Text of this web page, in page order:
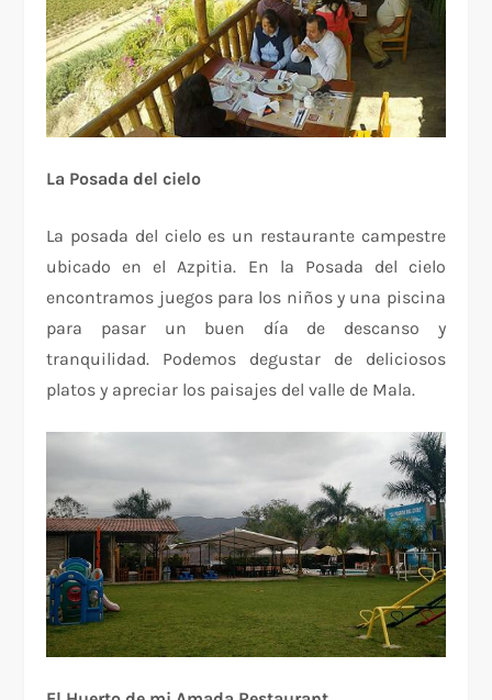
La Posada del cielo
La posada del cielo es un restaurante campestre
ubicado en el Azpitia. En la Posada del cielo
encontramos juegos para los niños y una piscina
para pasar un buen día de descanso y
tranquilidad. Podemos degustar de deliciosos
platos y apreciar los paisajes del valle de Mala.